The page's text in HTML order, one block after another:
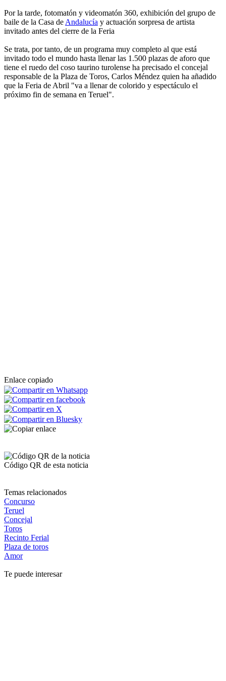
Por la tarde, fotomatón y videomatón 360, exhibición del grupo de
baile de la Casa de Andalucía y actuación sorpresa de artista
invitado antes del cierre de la Feria
Se trata, por tanto, de un programa muy completo al que está
invitado todo el mundo hasta llenar las 1.500 plazas de aforo que
tiene el ruedo del coso taurino turolense ha precisado el concejal
responsable de la Plaza de Toros, Carlos Méndez quien ha añadido
que la Feria de Abril "va a llenar de colorido y espectáculo el
próximo fin de semana en Teruel".
Enlace copiado
Código QR de esta noticia
Temas relacionados
Concurso
Teruel
Concejal
Toros
Recinto Ferial
Plaza de toros
Amor
Te puede interesar